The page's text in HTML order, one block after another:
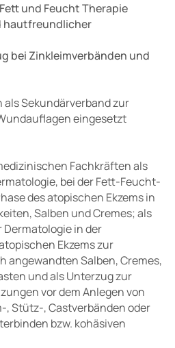
und Feucht Therapie
hautfreundlicher
bei Zinkleimverbänden und
Sekundärverband zur
eingesetzt
Fachkräften als
bei der Fett-Feucht-
des atopischen Ekzems in
Salben und Cremes; als
in der
Ekzems zur
angewandten Salben, Cremes,
und als Unterzug zur
vor dem Anlegen von
, Stütz-, Castverbänden oder
bzw. kohäsiven